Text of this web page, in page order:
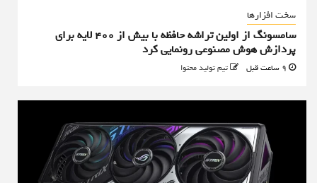
سخت افزارها
سامسونگ از اولین تراشه حافظه با بیش از ۴۰۰ لایه برای
پردازش هوش مصنوعی رونمایی کرد
تیم تولید محتوا